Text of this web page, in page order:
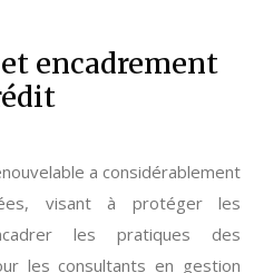
encadrement
a considérablement
visant à protéger les
les pratiques des
les consultants en gestion